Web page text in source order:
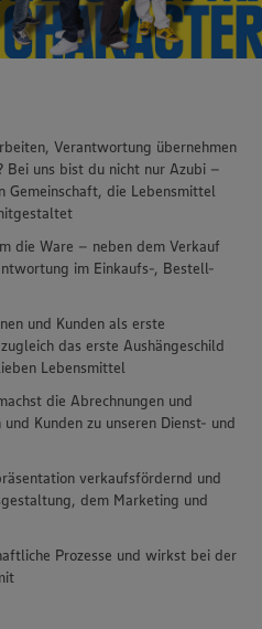
Verantwortung übernehmen
Bei uns bist du nicht nur Azubi –
Gemeinschaft, die Lebensmittel
die Ware – neben dem Verkauf
im Einkaufs-, Bestell-
und Kunden als erste
das erste Aushängeschild
Lebensmittel
die Abrechnungen und
Kunden zu unseren Dienst- und
verkaufsfördernd und
dem Marketing und
Prozesse und wirkst bei der